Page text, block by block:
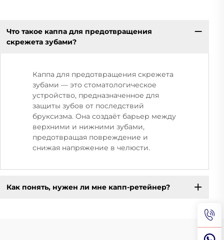
Что такое каппа для предотвращения
скрежета зубами?
Каппа для предотвращения скрежета
зубами — это стоматологическое
устройство, предназначенное для
защиты зубов от последствий
бруксизма. Она создаёт барьер между
верхними и нижними зубами,
предотвращая повреждение и
снижая напряжение в челюсти.
Как понять, нужен ли мне капп-ретейнер?